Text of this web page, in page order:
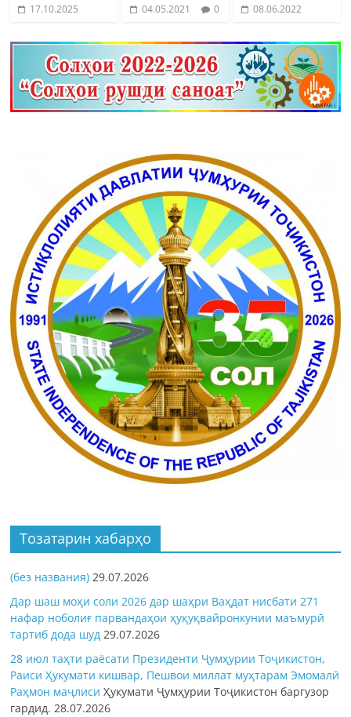
17.10.2025 04.05.2021 0 08.06.2022
Тозатарин хабарҳо
(без названия) 29.07.2026
Дар шаш моҳи соли 2026 дар шаҳри Ваҳдат нисбати 271
нафар ноболиғ парвандаҳои ҳуқуқвайронкунии маъмурӣ
тартиб дода шуд 29.07.2026
28 июл таҳти раёсати Президенти Ҷумҳурии Тоҷикистон,
Раиси Ҳукумати кишвар, Пешвои миллат муҳтарам Эмомалӣ
Раҳмон маҷлисиҲукумати Ҷумҳурии Тоҷикистон баргузор
гардид.28.07.2026